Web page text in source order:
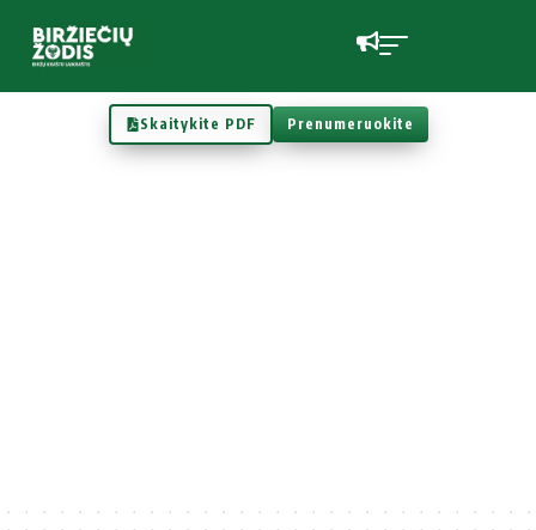
Skaitykite PDF Prenumeruokite